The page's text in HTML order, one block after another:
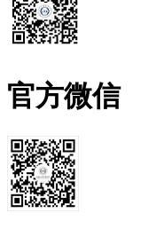
官方微信